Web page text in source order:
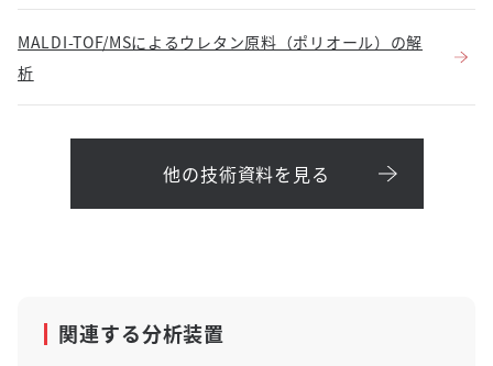
MALDI-TOF/MSによるウレタン原料（ポリオール）の解
析
他の技術資料を見る
関連する分析装置